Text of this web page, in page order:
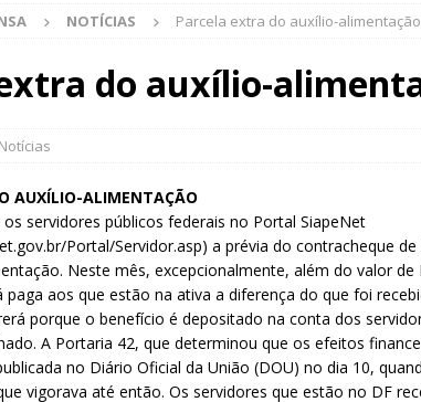
NOTÍCIAS Parcela extra do auxílio-alimentação
do auxílio-
Notícias
AUXÍLIO-ALIMENTAÇÃO
os servidores públicos federais no Portal SiapeNet
Portal/Servidor.asp) a prévia do contracheque
Neste mês, excepcionalmente, além do valor de
paga aos que estão na ativa a diferença do que foi
porque o benefício é depositado na conta dos
A Portaria 42, que determinou que os efeitos
no Diário Oficial da União (DOU) no dia 10,
vigorava até então. Os servidores que estão no DF